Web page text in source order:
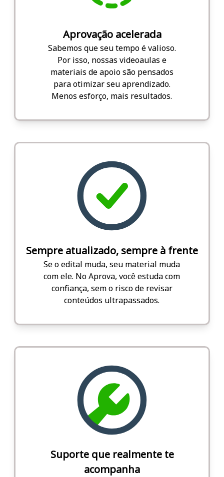
Aprovação acelerada
Sabemos que seu tempo é valioso.
Por isso, nossas videoaulas e
materiais de apoio são pensados
para otimizar seu aprendizado.
Menos esforço, mais resultados.
Sempre atualizado, sempre à frente
Se o edital muda, seu material muda
com ele. No Aprova, você estuda com
confiança, sem o risco de revisar
conteúdos ultrapassados.
Suporte que realmente te
acompanha